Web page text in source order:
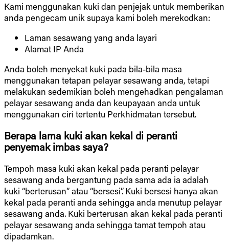
Kami menggunakan kuki dan penjejak untuk memberikan
anda pengecam unik supaya kami boleh merekodkan:
Laman sesawang yang anda layari
Alamat IP Anda
Anda boleh menyekat kuki pada bila-bila masa
menggunakan tetapan pelayar sesawang anda, tetapi
melakukan sedemikian boleh mengehadkan pengalaman
pelayar sesawang anda dan keupayaan anda untuk
menggunakan ciri tertentu Perkhidmatan tersebut.
Berapa lama kuki akan kekal di peranti
penyemak imbas saya?
Tempoh masa kuki akan kekal pada peranti pelayar
sesawang anda bergantung pada sama ada ia adalah
kuki “berterusan” atau “bersesi”. Kuki bersesi hanya akan
kekal pada peranti anda sehingga anda menutup pelayar
sesawang anda. Kuki berterusan akan kekal pada peranti
pelayar sesawang anda sehingga tamat tempoh atau
dipadamkan.